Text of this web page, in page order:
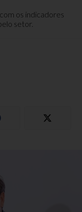
os indicadores
setor.